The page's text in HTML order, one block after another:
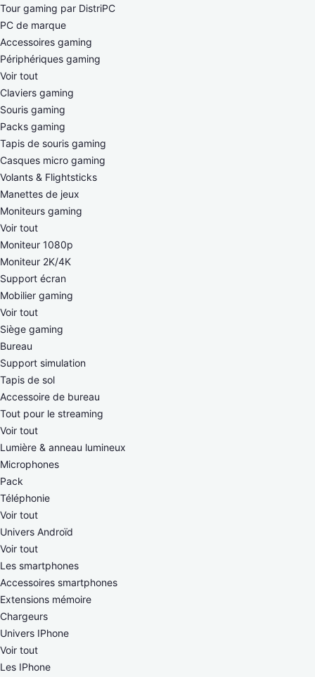
Tour gaming par DistriPC
PC de marque
Accessoires gaming
Périphériques gaming
Voir tout
Claviers gaming
Souris gaming
Packs gaming
Tapis de souris gaming
Casques micro gaming
Volants & Flightsticks
Manettes de jeux
Moniteurs gaming
Voir tout
Moniteur 1080p
Moniteur 2K/4K
Support écran
Mobilier gaming
Voir tout
Siège gaming
Bureau
Support simulation
Tapis de sol
Accessoire de bureau
Tout pour le streaming
Voir tout
Lumière & anneau lumineux
Microphones
Pack
Téléphonie
Voir tout
Univers Androïd
Voir tout
Les smartphones
Accessoires smartphones
Extensions mémoire
Chargeurs
Univers IPhone
Voir tout
Les IPhone